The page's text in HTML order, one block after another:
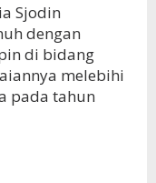
Sjodin
dengan
di bidang
melebihi
pada tahun